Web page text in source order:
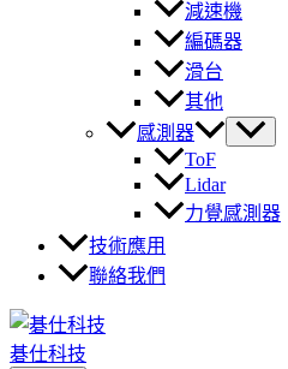
減速機
編碼器
滑台
其他
感測器
ToF
Lidar
力覺感測器
技術應用
聯絡我們
碁仕科技